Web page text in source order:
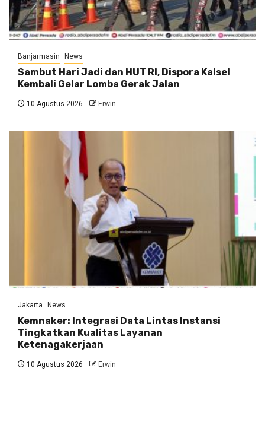
Banjarmasin News
Sambut Hari Jadi dan HUT RI, Dispora Kalsel
Kembali Gelar Lomba Gerak Jalan
10 Agustus 2026 Erwin
Jakarta News
Kemnaker: Integrasi Data Lintas Instansi
Tingkatkan Kualitas Layanan
Ketenagakerjaan
10 Agustus 2026 Erwin